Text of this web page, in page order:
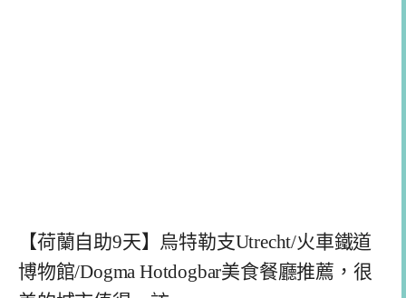
【荷蘭自助9天】烏特勒支Utrecht/火車鐵道
博物館/Dogma Hotdogbar美食餐廳推薦，很